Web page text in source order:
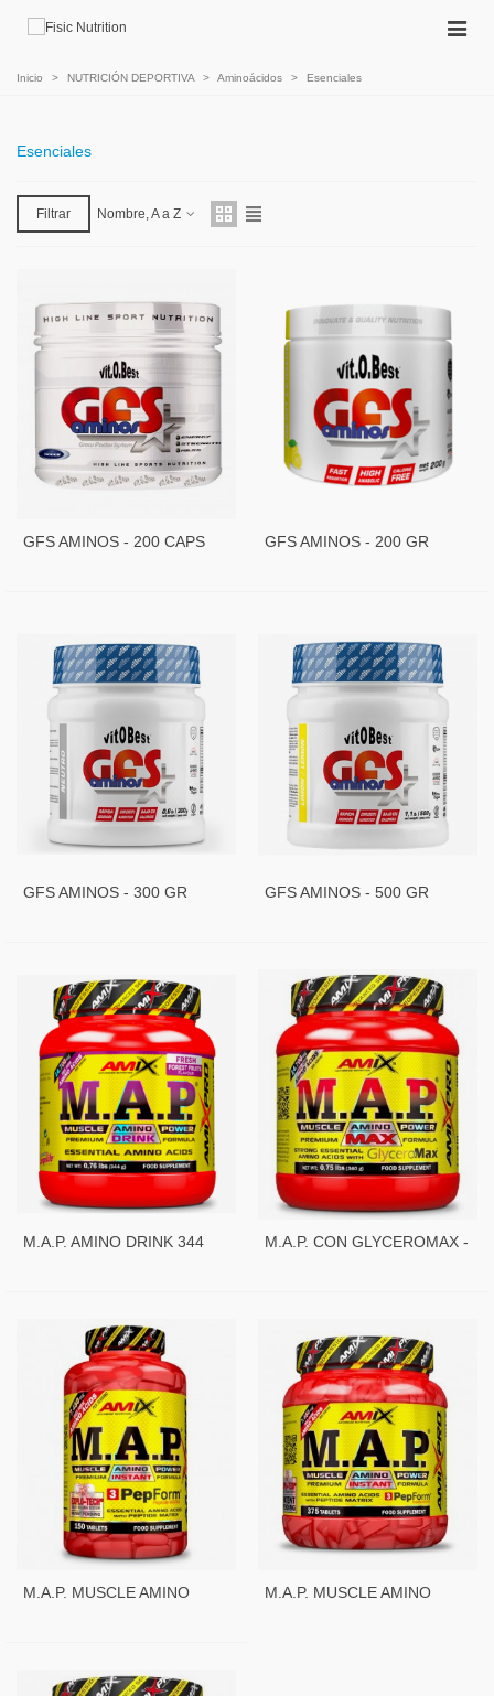
Inicio > NUTRICIÓN DEPORTIVA > Aminoácidos > Esenciales
Esenciales
Filtrar Nombre, A a Z
GFS AMINOS - 200 CAPS GFS AMINOS - 200 GR
GFS AMINOS - 300 GR GFS AMINOS - 500 GR
M.A.P. AMINO DRINK 344
M.A.P. CON GLYCEROMAX -
M.A.P. MUSCLE AMINO
M.A.P. MUSCLE AMINO